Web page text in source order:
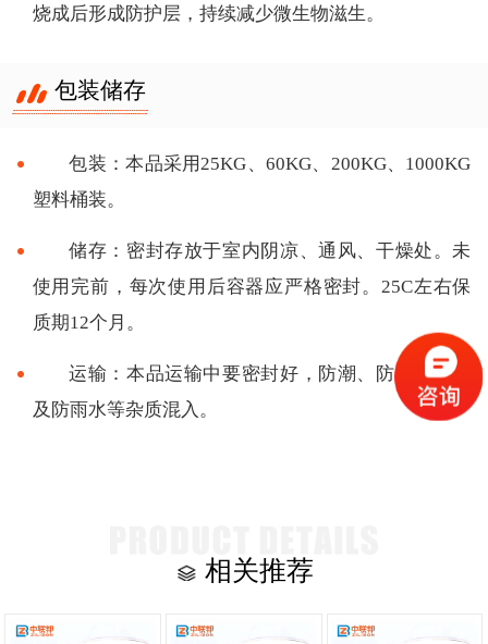
烧成后形成防护层，持续减少微生物滋生。
包装储存
包装：本品采用25KG、60KG、200KG、1000KG
塑料桶装。
储存：密封存放于室内阴凉、通风、干燥处。未
使用完前，每次使用后容器应严格密封。25C左右保
质期12个月。
运输：本品运输中要密封好，防潮、防强碱强酸
及防雨水等杂质混入。
相关推荐